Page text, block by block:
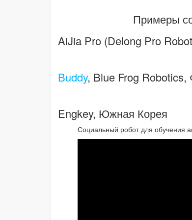
Примеры
AiJia Pro (Delong Pro
Buddy, Blue Frog Robotics,
Engkey, Южная Корея
Социальный робот для обучения